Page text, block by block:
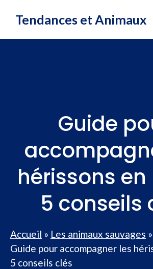
Tendances et Animaux
Guide
hérissons en
5 conseils
Accueil » Les animaux sauvages »
Guide pour accompagner les
5 conseils clés